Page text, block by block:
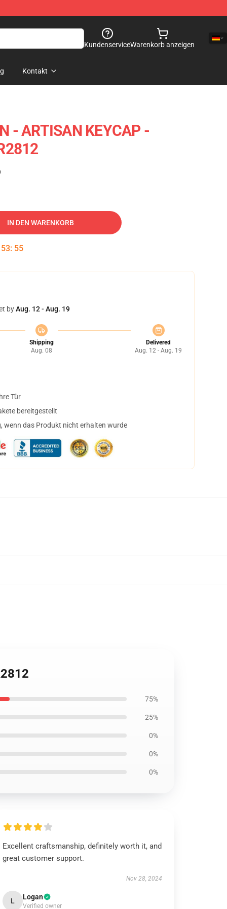
KundenserviceWarenkorb anzeigen
Kontakt
- ARTISAN KEYCAP -
IN DEN WARENKORB
53: 54
byAug. 12 - Aug. 19
Shipping
Aug. 08
Delivered
Aug. 12 - Aug. 19
Tür
bereitgestellt
wenn das Produkt nicht erhalten wurde
75%
25%
0%
0%
0%
Excellent craftsmanship, definitely worth it, and
great customer support.
Nov 28, 2024
L Logan
Verified owner